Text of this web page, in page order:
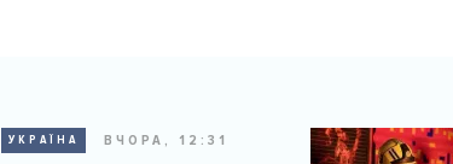
УКРАЇНА ВЧОРА, 12:31